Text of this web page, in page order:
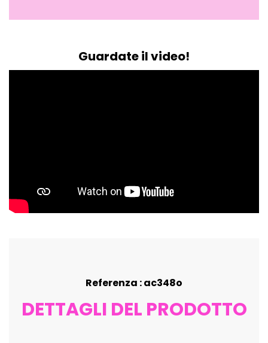
Guardate il video!
Referenza : ac348o
DETTAGLI DEL PRODOTTO